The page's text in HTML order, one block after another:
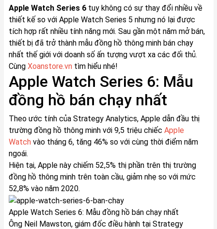
Apple Watch Series 6tuy không có sự thay đổi nhiều về
thiết kế so với Apple Watch Series 5 nhưng nó lại được
tích hợp rất nhiều tính năng mới. Sau gần một năm mở bán,
thiết bị đã trở thành mẫu đồng hồ thông minh bán chạy
nhất thế giới với doanh số ấn tượng vượt xa các đối thủ.
Cùng Xoanstore.vntìm hiểu nhé!
Apple Watch Series 6: Mẫu
đồng hồ bán chạy nhất
Theo ước tính của Strategy Analytics, Apple dẫn đầu thị
trường đồng hồ thông minh với 9,5 triệu chiếc Apple
Watchvào tháng 6, tăng 46% so với cùng thời điểm năm
ngoái.
Hiện tại, Apple này chiếm 52,5% thị phần trên thị trường
đồng hồ thông minh trên toàn cầu, giảm nhẹ so với mức
52,8% vào năm 2020.
Apple Watch Series 6: Mẫu đồng hồ bán chạy nhất
Ông Neil Mawston, giám đốc điều hành tại Strategy